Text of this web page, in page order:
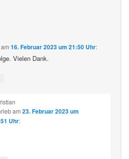
am16. Februar 2023 um 21:50 Uhr:
Vielen Dank.
am 23. Februar 2023 um
Uhr: